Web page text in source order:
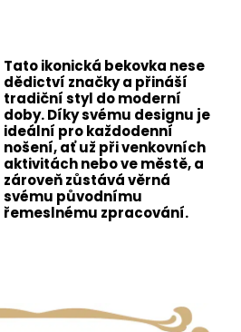
Tato ikonická bekovka nese
dědictví značky a přináší
tradiční styl do moderní
doby. Díky svému designu je
ideální pro každodenní
nošení, ať už při venkovních
aktivitách nebo ve městě, a
zároveň zůstává věrná
svému původnímu
řemeslnému zpracování.